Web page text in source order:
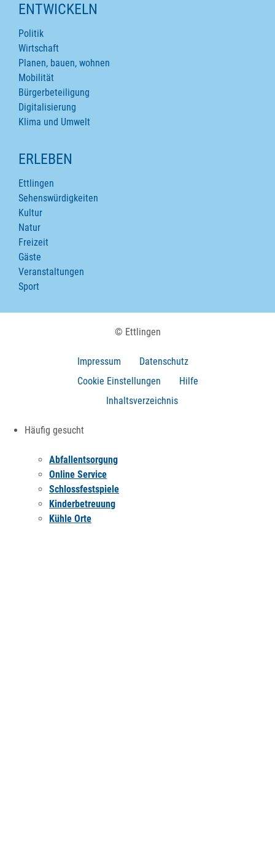
ENTWICKELN
Politik
Wirtschaft
Planen, bauen, wohnen
Mobilität
Bürgerbeteiligung
Digitalisierung
Klima und Umwelt
ERLEBEN
Ettlingen
Sehenswürdigkeiten
Kultur
Natur
Freizeit
Gäste
Veranstaltungen
Sport
© Ettlingen
Impressum
Datenschutz
Cookie Einstellungen
Hilfe
Inhaltsverzeichnis
Häufig gesucht
Abfallentsorgung
Online Service
Schlossfestspiele
Kinderbetreuung
Kühle Orte